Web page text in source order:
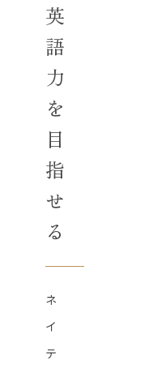
英
語
力
を
目
指
せ
る
ネ
イ
テ